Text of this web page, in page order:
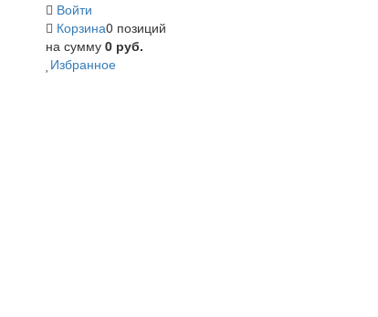
Войти
Корзина0 позиций
на сумму 0 руб.
Избранное